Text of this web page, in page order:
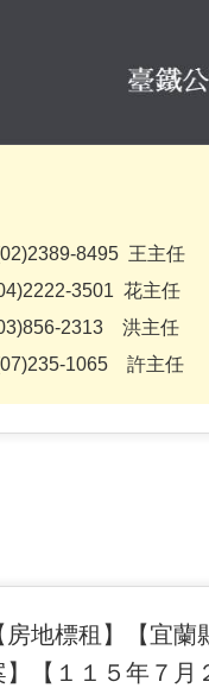
8495 王主任
3501 花主任
2313 洪主任
1065 許主任
房地標租】【宜蘭
【１１５年７月